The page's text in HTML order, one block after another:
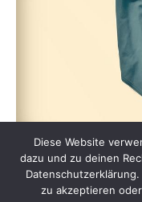
Diese Website
dazu und zu deinen
Datenschutzerklärung.
zu akzeptieren